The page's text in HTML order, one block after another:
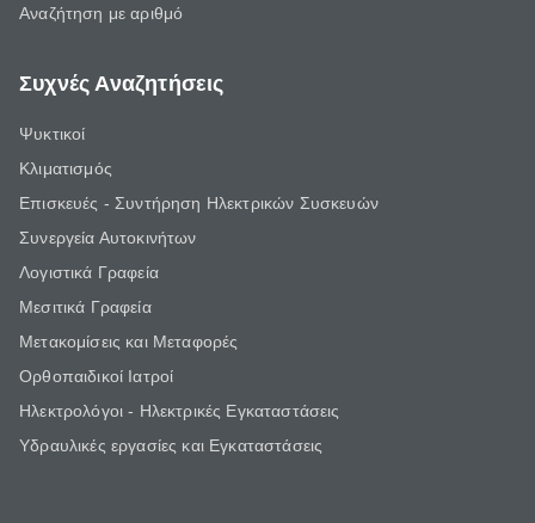
Αναζήτηση με αριθμό
Συχνές Αναζητήσεις
Ψυκτικοί
Κλιματισμός
Επισκευές - Συντήρηση Ηλεκτρικών Συσκευών
Συνεργεία Αυτοκινήτων
Λογιστικά Γραφεία
Μεσιτικά Γραφεία
Μετακομίσεις και Μεταφορές
Ορθοπαιδικοί Ιατροί
Ηλεκτρολόγοι - Ηλεκτρικές Εγκαταστάσεις
Υδραυλικές εργασίες και Εγκαταστάσεις